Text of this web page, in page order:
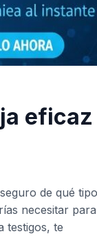
eficaz
de qué
necesitar para
testigos, te